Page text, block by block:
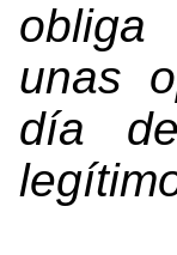
obliga
unas
día